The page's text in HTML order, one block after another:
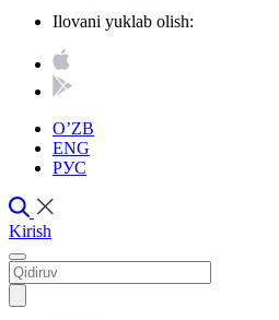
Ilovani yuklab olish:
O’ZB
ENG
РУС
Kirish